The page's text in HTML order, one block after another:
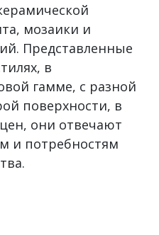
мозаики и
Представленные
в
гамме, с разной
поверхности, в
они отвечают
и потребностям